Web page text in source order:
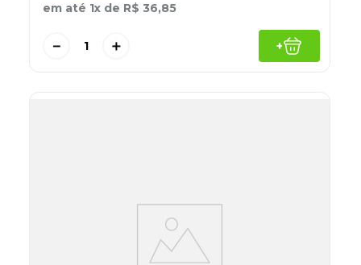
em até 1x de R$ 36,85
＋
－ +